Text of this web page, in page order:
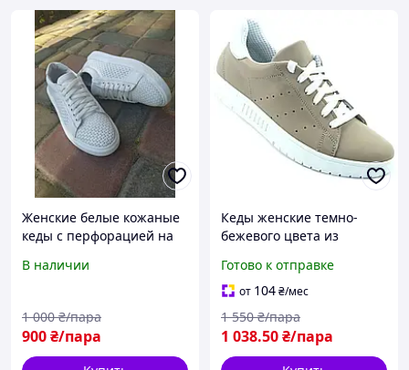
Женские белые кожаные
кеды с перфорацией на
размер
В наличии
900₴/пара
1 000 ₴/пара
Кеды женские темно-
бежевого цвета из
перфорацией сбоку на
белой подошве размер 37
Готово к отправке
от 104₴/мес
1 038.50₴/пара
1 550 ₴/пара